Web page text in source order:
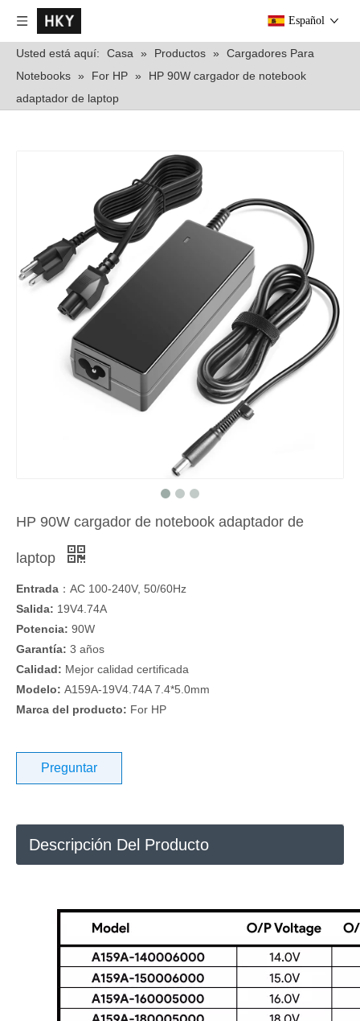
Español
Usted está aquí: Casa » Productos » Cargadores Para
Notebooks » For HP »
HP 90W cargador de notebook
adaptador de laptop
HP 90W cargador de notebook adaptador de
laptop
Entrada ：AC 100-240V, 50/60Hz
Salida: 19V4.74A
Potencia: 90W
Garantía: 3 años
Calidad: Mejor calidad certificada
Modelo: A159A-19V4.74A 7.4*5.0mm
Marca del producto: For HP
Preguntar
Descripción Del Producto